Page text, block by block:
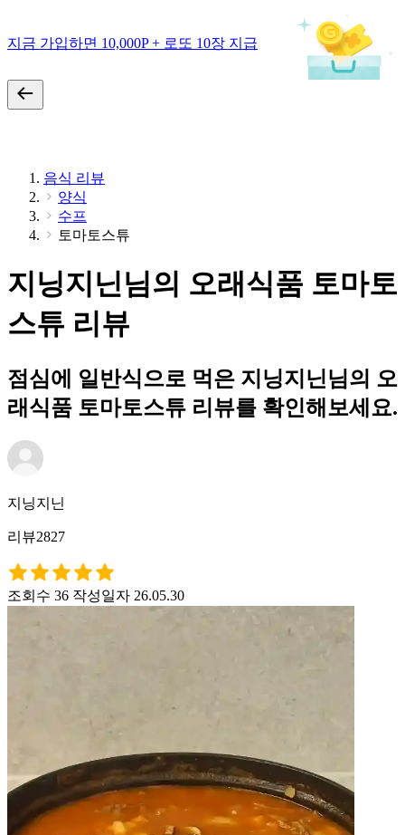
지금 가입하면 10,000P + 로또 10장 지급
음식 리뷰
양식
수프
토마토스튜
지닝지닌님의 오래식품 토마토
스튜 리뷰
점심에 일반식으로 먹은 지닝지닌님의 오
래식품 토마토스튜 리뷰를 확인해보세요.
지닝지닌
리뷰2827
조회수 36 작성일자 26.05.30